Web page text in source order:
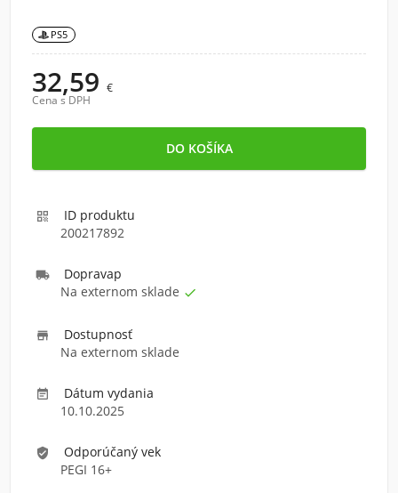
PS5
32,59 €
Cena s DPH

ID produktu
200217892
 Dopravap
Na externom sklade 

Dostupnosť
Na externom sklade

Dátum vydania
10.10.2025
verified_user
Odporúčaný vek
PEGI 16+